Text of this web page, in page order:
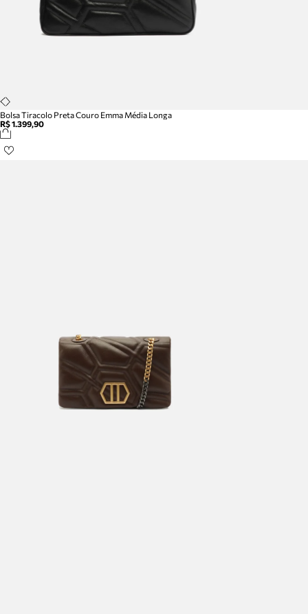
Bolsa Tiracolo Preta Couro Emma Média Longa
R$ 1.399,90